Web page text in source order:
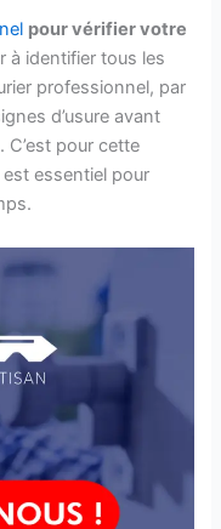
pour vérifier votre
à identifier tous les
professionnel, par
d’usure avant
C’est pour cette
essentiel pour